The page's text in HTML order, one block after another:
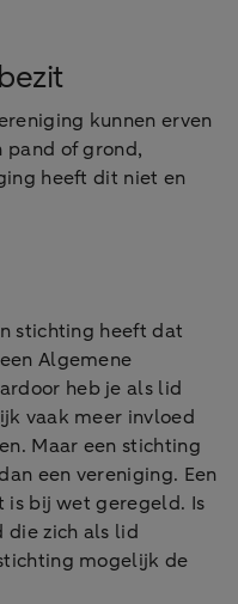
kunnen erven
pand of grond,
heeft dit niet en
stichting heeft dat
Algemene
heb je als lid
vaak meer invloed
Maar een stichting
een vereniging. Een
is bij wet geregeld. Is
die zich als lid
mogelijk de